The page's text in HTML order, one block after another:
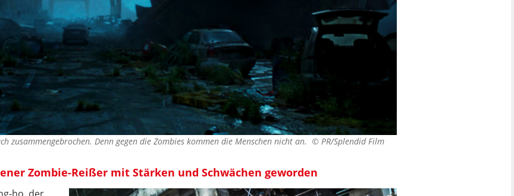
zusammengebrochen. Denn gegen die Zombies kommen die Menschen nicht an. © PR/Splendid Film
Zombie-Reißer mit Stärken und Schwächen geworden